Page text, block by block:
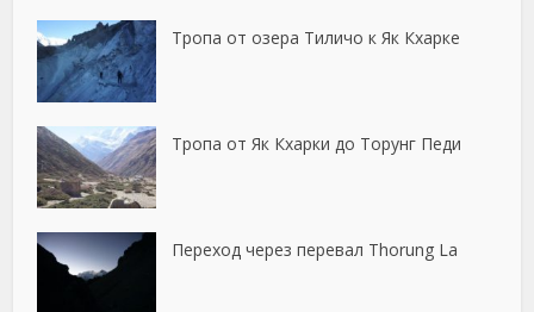
Тропа от озера Тиличо к Як Кхарке
Тропа от Як Кхарки до Торунг Педи
Переход через перевал Thorung La